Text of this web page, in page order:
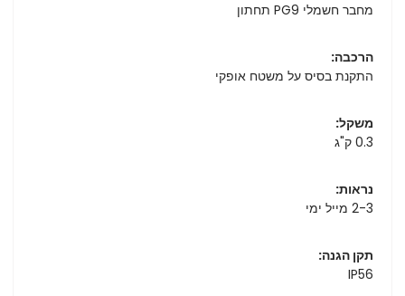
מחבר חשמלי PG9 תחתון
הרכבה:
התקנת בסיס על משטח אופקי
משקל:
0.3 ק"ג
נראות:
2-3 מייל ימי
תקן הגנה:
IP56